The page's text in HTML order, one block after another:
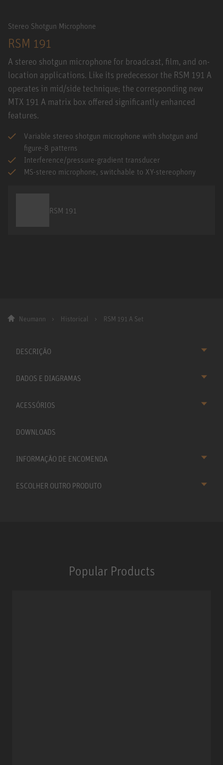
Stereo Shotgun Microphone
RSM 191
A stereo shotgun microphone for broadcast, film, and on-
location applications. Like its predecessor the RSM 191 A
operates in mid/side technique; the corresponding new
MTX 191 A matrix box offered significantly enhanced
features.
Variable stereo shotgun microphone with shotgun and
figure-8 patterns
Interference/pressure-gradient transducer
MS-stereo microphone, switchable to XY-stereophony
RSM 191
Neumann Historical RSM 191 A Set
DESCRIÇÃO
DADOS E DIAGRAMAS
ACESSÓRIOS
DOWNLOADS
INFORMAÇÃO DE ENCOMENDA
ESCOLHER OUTRO PRODUTO
Popular Products